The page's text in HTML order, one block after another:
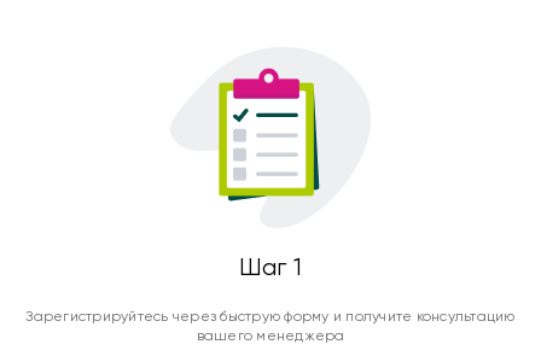
Шаг 1
Зарегистрируйтесь через быструю форму и получите консультацию
вашего менеджера